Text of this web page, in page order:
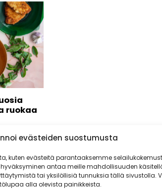
evästeiden suostumusta
kuten evästeitä parantaaksemme
antaa meille mahdollisuuden
tai yksilöllisiä tunnuksia tällä sivustolla.
alla olevista painikkeista.
ruokaa
mutta